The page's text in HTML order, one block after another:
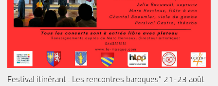
Festival itinérant : Les rencontres baroques” 21-23 août